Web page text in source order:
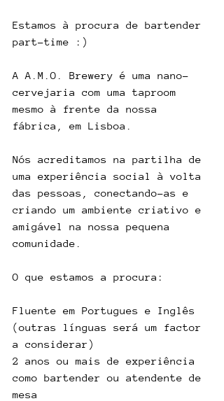
Estamos à procura de bartender
part-time :)
A A.M.O. Brewery é uma nano-
cervejaria com uma taproom
mesmo à frente da nossa
fábrica, em Lisboa.
Nós acreditamos na partilha de
uma experiência social à volta
das pessoas, conectando-as e
criando um ambiente criativo e
amigável na nossa pequena
comunidade.
O que estamos a procura:
Fluente em Portugues e Inglês
(outras línguas será um factor
a considerar)
2 anos ou mais de experiência
como bartender ou atendente de
mesa